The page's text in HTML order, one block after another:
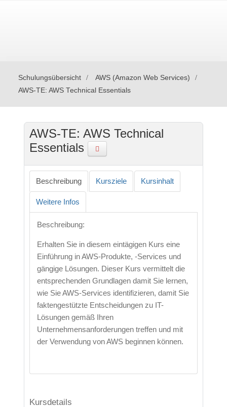
Schulungsübersicht
AWS (Amazon Web Services)
AWS-TE: AWS Technical Essentials
AWS-TE: AWS Technical
Essentials
Beschreibung Kursziele Kursinhalt
Weitere Infos
Beschreibung:
Erhalten Sie in diesem eintägigen Kurs eine
Einführung in AWS-Produkte, -Services und
gängige Lösungen. Dieser Kurs vermittelt die
entsprechenden Grundlagen damit Sie lernen,
wie Sie AWS-Services identifizieren, damit Sie
faktengestützte Entscheidungen zu IT-
Lösungen gemäß Ihren
Unternehmensanforderungen treffen und mit
der Verwendung von AWS beginnen können.
Kursdetails